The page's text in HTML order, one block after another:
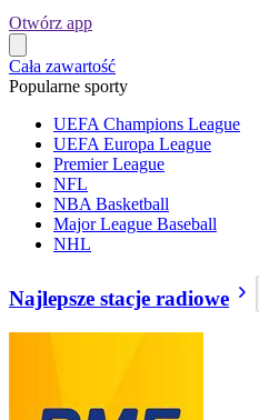
Otwórz app
Cała zawartość
Popularne sporty
UEFA Champions League
UEFA Europa League
Premier League
NFL
NBA Basketball
Major League Baseball
NHL
Najlepsze stacje radiowe